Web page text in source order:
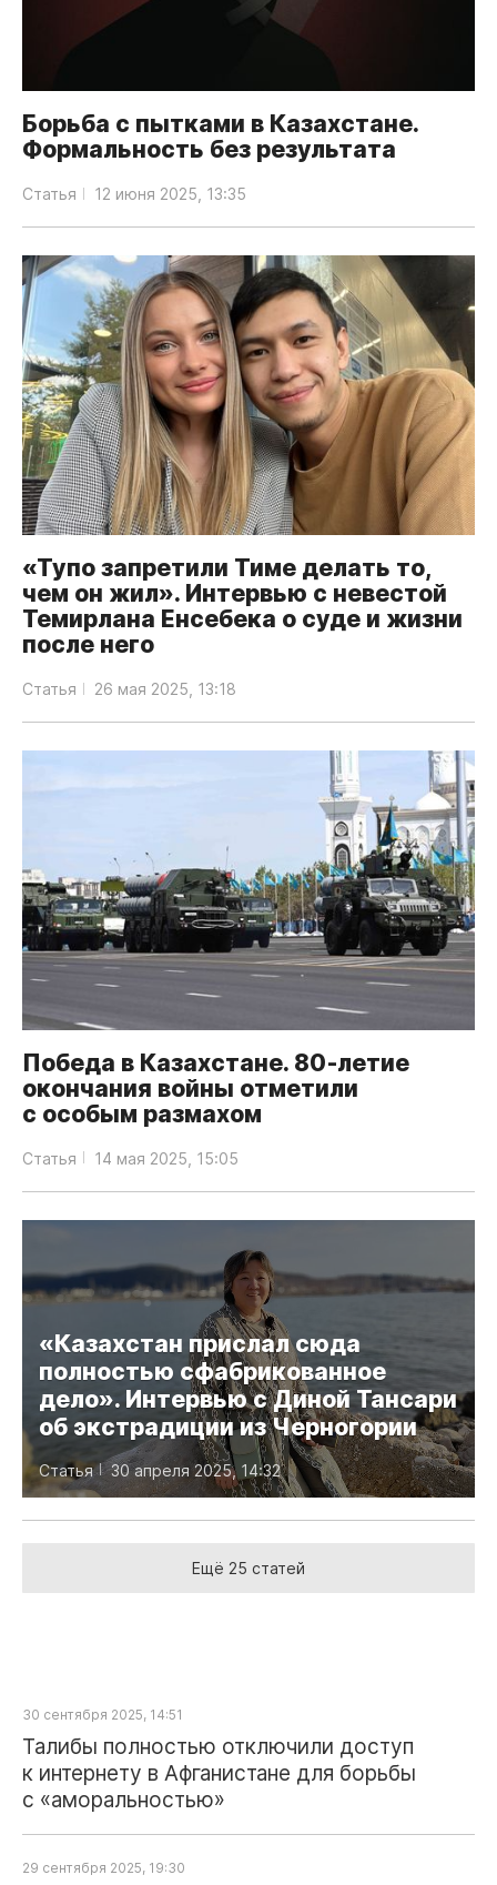
Борьба с пытками в Казахстане.
Формальность без результата
Статья 12 июня 2025, 13:35
«Тупо запретили Тиме делать то,
чем он жил». Интервью с невестой
Темирлана Енсебека о суде и жизни
после него
Статья 26 мая 2025, 13:18
Победа в Казахстане. 80‑летие
окончания войны отметили
с особым размахом
Статья 14 мая 2025, 15:05
«Казахстан прислал сюда
полностью сфабрикованное
дело». Интервью с Диной Тансари
об экстрадиции из Черногории
Статья 30 апреля 2025, 14:32
Ещё 25 статей
30 сентября 2025, 14:51
Талибы полностью отключили доступ
к интернету в Афганистане для борьбы
с «аморальностью»
29 сентября 2025, 19:30